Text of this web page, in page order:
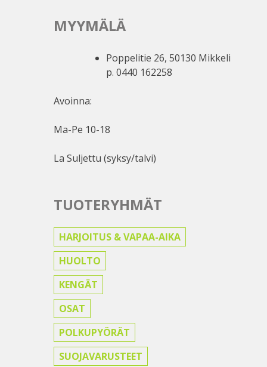
MYYMÄLÄ
Poppelitie 26, 50130 Mikkeli
p. 0440 162258
Avoinna:
Ma-Pe 10-18
La Suljettu (syksy/talvi)
TUOTERYHMÄT
HARJOITUS & VAPAA-AIKA
HUOLTO
KENGÄT
OSAT
POLKUPYÖRÄT
SUOJAVARUSTEET